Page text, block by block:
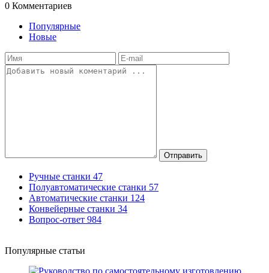
0 Комментариев
Популярные
Новые
Отправить
Ручные станки 47
Полуавтоматические станки 57
Автоматические станки 124
Конвейерные станки 34
Вопрос-ответ 984
Популярные статьи